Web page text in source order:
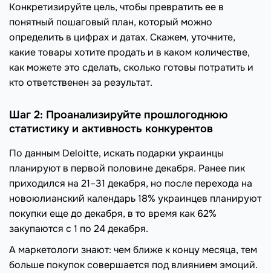
Конкретизируйте цель, чтобы превратить ее в
понятный пошаговый план, который можно
определить в цифрах и датах. Скажем, уточните,
какие товары хотите продать и в каком количестве,
как можете это сделать, сколько готовы потратить и
кто ответственен за результат.
Шаг 2: Проанализируйте прошлогоднюю
статистику и активность конкурентов
По данным Deloitte, искать подарки украинцы
планируют в первой половине декабря. Ранее пик
приходился на 21–31 декабря, но после перехода на
новоюлианский календарь 18% украинцев планируют
покупки еще до декабря, в то время как 62%
закупаются с 1 по 24 декабря.
А маркетологи знают: чем ближе к концу месяца, тем
больше покупок совершается под влиянием эмоций.